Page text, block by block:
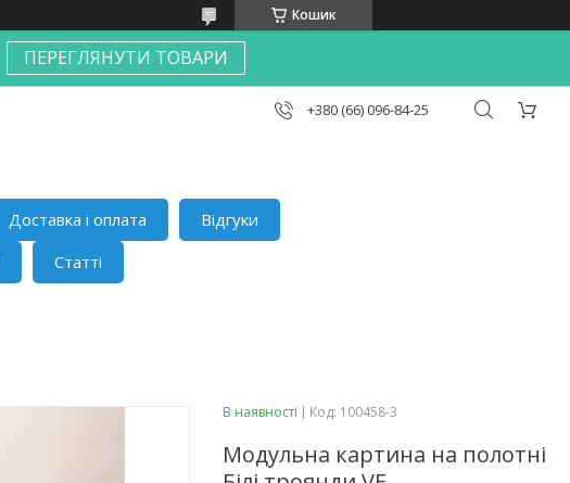
Кошик
ПЕРЕГЛЯНУТИ ТОВАРИ
+380 (66) 096-84-25
Доставка і оплата
Відгуки
Статті
В наявності Код: 100458-3
Модульна картина на полотні